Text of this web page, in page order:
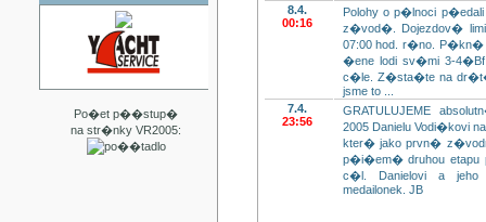
Po�et p��stup�
na str�nky VR2005:
8.4.
00:16
Polohy o p�lnoci
z�vod�. Dojezdov�
07:00 hod. r�no.
�ene lodi sv�mi 3-
c�le. Z�sta�te na
jsme to ...
7.4.
23:56
GRATULUJEME
2005 Danielu Vodi�kovi
kter� jako prvn�
p�i�em� druhou etapu
c�l. Danielovi a jeho
medailonek. JB